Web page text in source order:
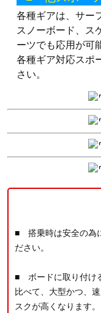
各種ギアは、サー
スノーボード、ス
ーツでも応用が可
各種ギア対応スポ
さい。
■ 搭乗時は安全の為
ださい。
■ ボードに取り付け
比べて、大型かつ、
スクが高くなります。